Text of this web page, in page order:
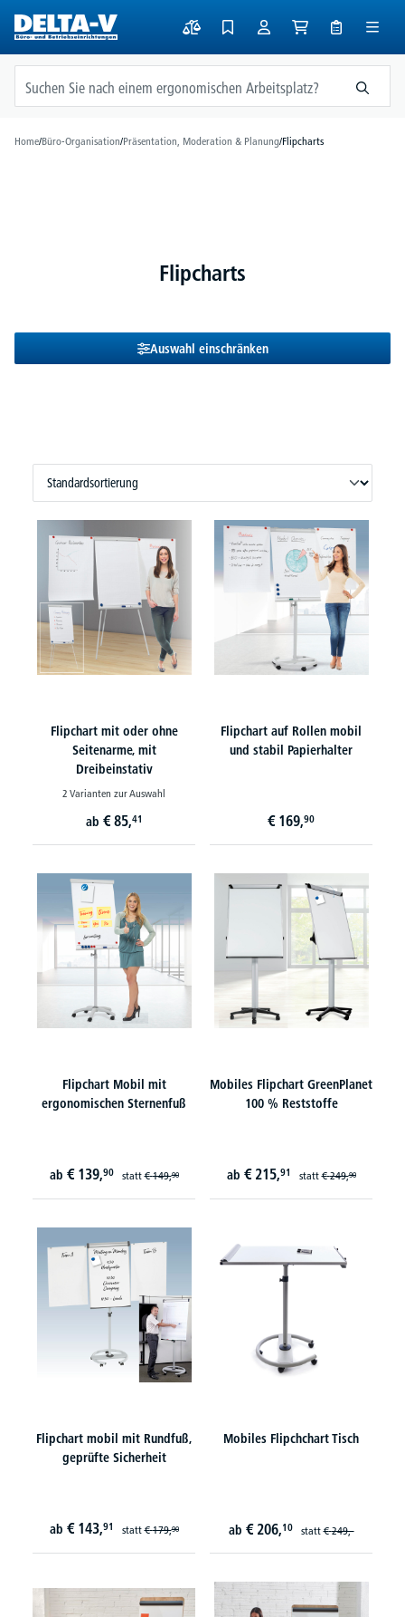
springen
Home/Büro-Organisation/Präsentation, Moderation & Planung/Flipcharts
Flipcharts
Auswahl einschränken
Flipchart mit oder ohne
Seitenarme, mit
Dreibeinstativ
2 Varianten zur Auswahl
ab € 85,41
Flipchart auf Rollen mobil
und stabil Papierhalter
€ 169,90
Flipchart Mobil mit
ergonomischen Sternenfuß
ab € 139,90 statt€ 149,90
Mobiles Flipchart GreenPlanet
100 % Reststoffe
ab € 215,91 statt€ 249,90
Flipchart mobil mit Rundfuß,
geprüfte Sicherheit
ab € 143,91 statt€ 179,90
Mobiles Flipchchart Tisch
ab € 206,10 statt€ 249,-